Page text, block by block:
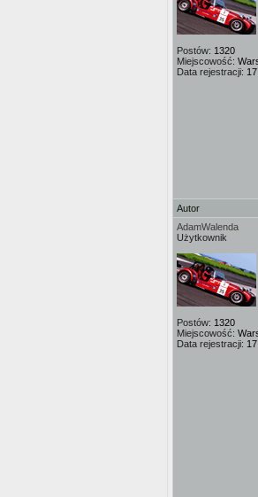
Postów: 1320
Miejscowość:
Data rejestracji:
Autor
AdamWalenda
Użytkownik
Postów: 1320
Miejscowość:
Data rejestracji: